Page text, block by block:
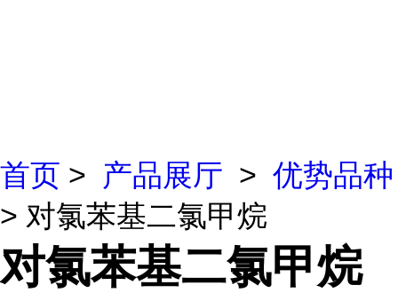
首页 > 产品展厅 > 优势品种
> 对氯苯基二氯甲烷
对氯苯基二氯甲烷